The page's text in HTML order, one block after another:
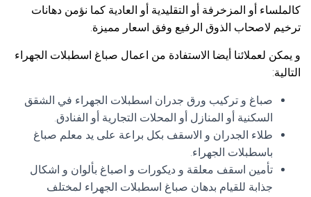
كالملساء أو المزخرفة أو التقليدية أو العادية كما نؤمن دهانات
ترخيم لاصحاب الذوق الرفيع وفق اسعار مميزة.
و يمكن لعملائنا أيضا الاستفادة من اعمال صباغ اسطبلات الجهراء
التالية:
صباغ و تركيب ورق جدران اسطبلات الجهراء في الشقق
السكنية أو المنازل أو المحلات التجارية أو الفنادق.
طلاء الجدران و الاسقف بكل براعة على يد معلم صباغ
باسطبلات الجهراء.
تأمين اسقف معلقة و ديكورات و اصباغ بألوان و اشكال
جذابة للقيام بدهان صباغ اسطبلات الجهراء لمختلف